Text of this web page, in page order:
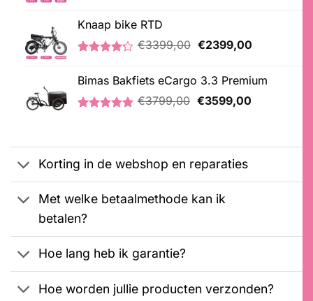
gebaseerd
op
klantbeoordeling
Knaap bike RTD
4.20
op 5
gebaseerd
op
klantbeoordelingen
€3399,00 Oorspronkelijke
€3399,00.
€2399,00Huidige
€2399,00.
Bimas Bakfiets eCargo 3.3 Premium
klantbeoordelingen
€3799,00 Oorspronkelijke
€3599,00Huidige
Korting in de webshop en reparaties
Met welke betaalmethode kan ik
betalen?
Hoe lang heb ik garantie?
Hoe worden jullie producten verzonden?